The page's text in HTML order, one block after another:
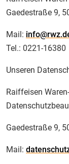
Gaedestraße 9,
Mail:
Tel.: 0221-16380
Unseren
Raiffeisen
Gaedestraße 9,
Mail: